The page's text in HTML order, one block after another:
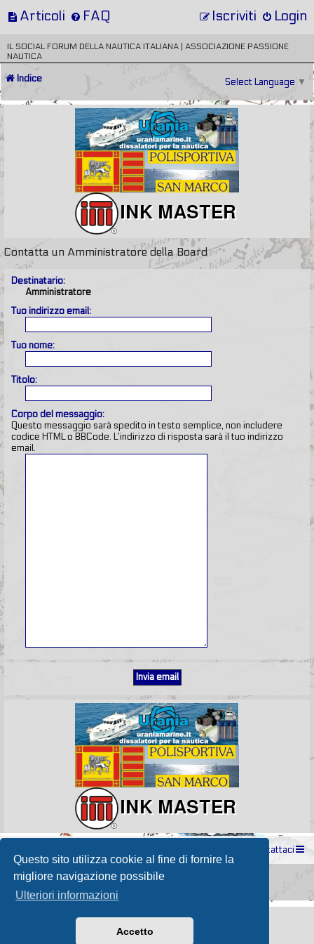
Questo sito utilizza cookie al fine di fornire la
migliore navigazione possibile
Ulteriori informazioni
Accetto
Articoli FAQ Login
Iscriviti
IL SOCIAL FORUM DELLA NAUTICA ITALIANA | ASSOCIAZIONE PASSIONE
NAUTICA
Indice Select Language ▼
Contatta un Amministratore della Board
Destinatario:
Amministratore
Tuo indirizzo email:
Tuo nome:
Titolo:
Corpo del messaggio:
Questo messaggio sarà spedito in testo semplice, non includere
codice HTML o BBCode. L’indirizzo di risposta sarà il tuo indirizzo
email.
Contattaci
Powered byphpBB® Forum Software © phpBB Limited
Passione Nutica 2017 style created by
Traduzione Italiana